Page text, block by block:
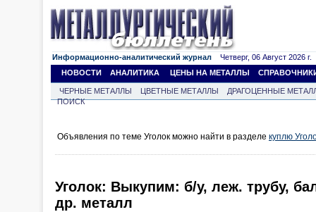
Информационно-аналитический журнал Четверг, 06 Август 2026 г.
НОВОСТИ
АНАЛИТИКА ЦЕНЫ НА МЕТАЛЛЫ
ЧЕРНЫЕ МЕТАЛЛЫ ЦВЕТНЫЕ МЕТАЛЛЫ
ДРАГОЦЕННЫЕ
ПОИСК
Объявления по теме Уголок можно найти в разделе куплю
Уголок: Выкупим: б/у, леж. трубу,
др. металл